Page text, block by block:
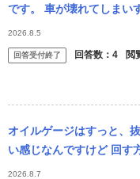
です。 車が壊れてしまい
250万〜300万くらいで買
2026.8.5
回答受付終了 回答数： 4 閲
オイルゲージはすっと、
い感じなんですけど 回す
しました。 車種はロッキ
2026.8.7